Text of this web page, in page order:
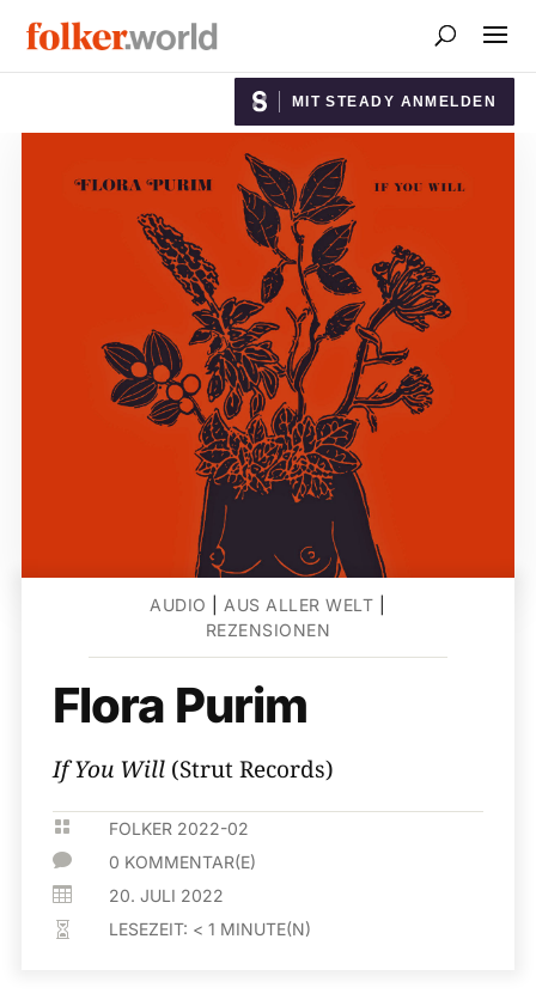
MIT STEADY ANMELDEN
AUDIO AUS ALLER WELT
REZENSIONEN
Flora Purim
If You Will (Strut Records)
 FOLKER 2022-02
 0 KOMMENTAR(E)
 20. JULI 2022
 LESEZEIT: < 1 MINUTE(N)